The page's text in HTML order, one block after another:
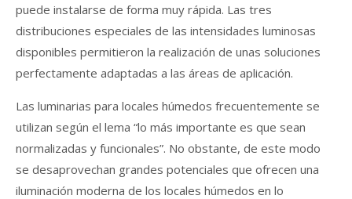
puede instalarse de forma muy rápida. Las tres
distribuciones especiales de las intensidades luminosas
disponibles permitieron la realización de unas soluciones
perfectamente adaptadas a las áreas de aplicación.
Las luminarias para locales húmedos frecuentemente se
utilizan según el lema “lo más importante es que sean
normalizadas y funcionales”. No obstante, de este modo
se desaprovechan grandes potenciales que ofrecen una
iluminación moderna de los locales húmedos en lo